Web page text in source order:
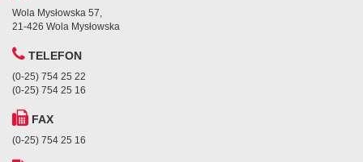
Wola Mysłowska 57,
21-426 Wola Mysłowska
TELEFON
(0-25) 754 25 22
(0-25) 754 25 16
FAX
(0-25) 754 25 16